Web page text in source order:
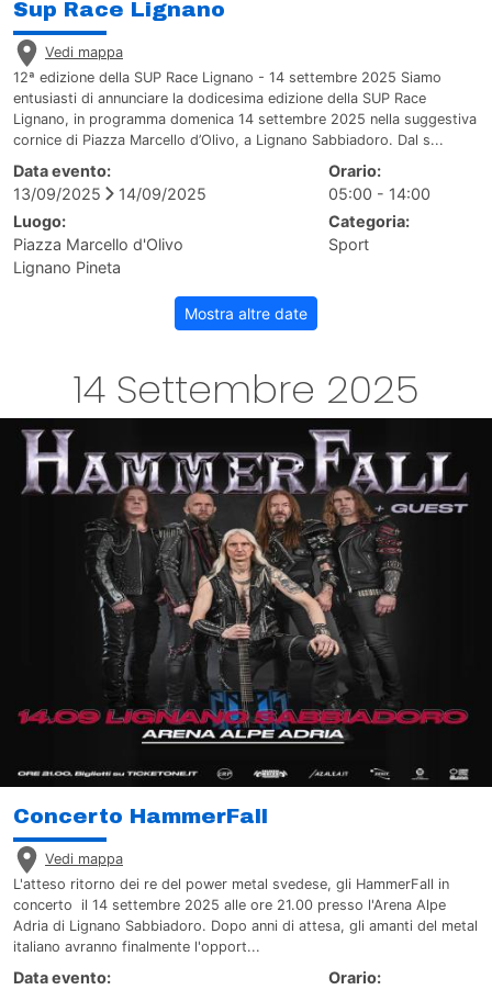
Sup Race Lignano
Vedi mappa
12ª edizione della SUP Race Lignano - 14 settembre 2025 Siamo
entusiasti di annunciare la dodicesima edizione della SUP Race
Lignano, in programma domenica 14 settembre 2025 nella suggestiva
cornice di Piazza Marcello d’Olivo, a Lignano Sabbiadoro. Dal s...
Data evento:
13/09/2025
14/09/2025
Orario:
05:00 - 14:00
Luogo:
Piazza Marcello d'Olivo
Lignano Pineta
Categoria:
Sport
Mostra altre date
14 Settembre 2025
Concerto HammerFall
Vedi mappa
L'atteso ritorno dei re del power metal svedese, gli HammerFall in
concerto il 14 settembre 2025 alle ore 21.00 presso l'Arena Alpe
Adria di Lignano Sabbiadoro. Dopo anni di attesa, gli amanti del metal
italiano avranno finalmente l'opport...
Data evento:
Orario: